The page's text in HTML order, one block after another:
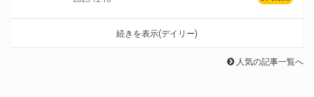
続きを表示(デイリー)
人気の記事一覧へ